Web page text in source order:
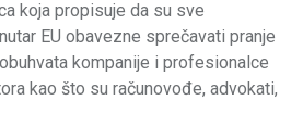
koja propisuje da su sve
EU obavezne sprečavati pranje
kompanije i profesionalce
kao što su računovođe, advokati,